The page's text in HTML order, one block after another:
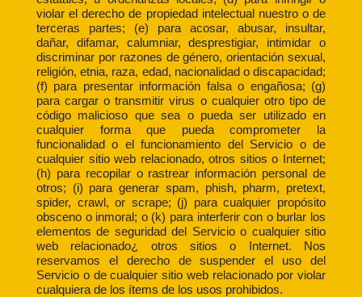
violar el derecho de propiedad intelectual nuestro o de
terceras partes; (e) para acosar, abusar, insultar,
dañar, difamar, calumniar, desprestigiar, intimidar o
discriminar por razones de género, orientación sexual,
religión, etnia, raza, edad, nacionalidad o discapacidad;
(f) para presentar información falsa o engañosa; (g)
para cargar o transmitir virus o cualquier otro tipo de
código malicioso que sea o pueda ser utilizado en
cualquier forma que pueda comprometer la
funcionalidad o el funcionamiento del Servicio o de
cualquier sitio web relacionado, otros sitios o Internet;
(h) para recopilar o rastrear información personal de
otros; (i) para generar spam, phish, pharm, pretext,
spider, crawl, or scrape; (j) para cualquier propósito
obsceno o inmoral; o (k) para interferir con o burlar los
elementos de seguridad del Servicio o cualquier sitio
web relacionado¿ otros sitios o Internet. Nos
reservamos el derecho de suspender el uso del
Servicio o de cualquier sitio web relacionado por violar
cualquiera de los ítems de los usos prohibidos.